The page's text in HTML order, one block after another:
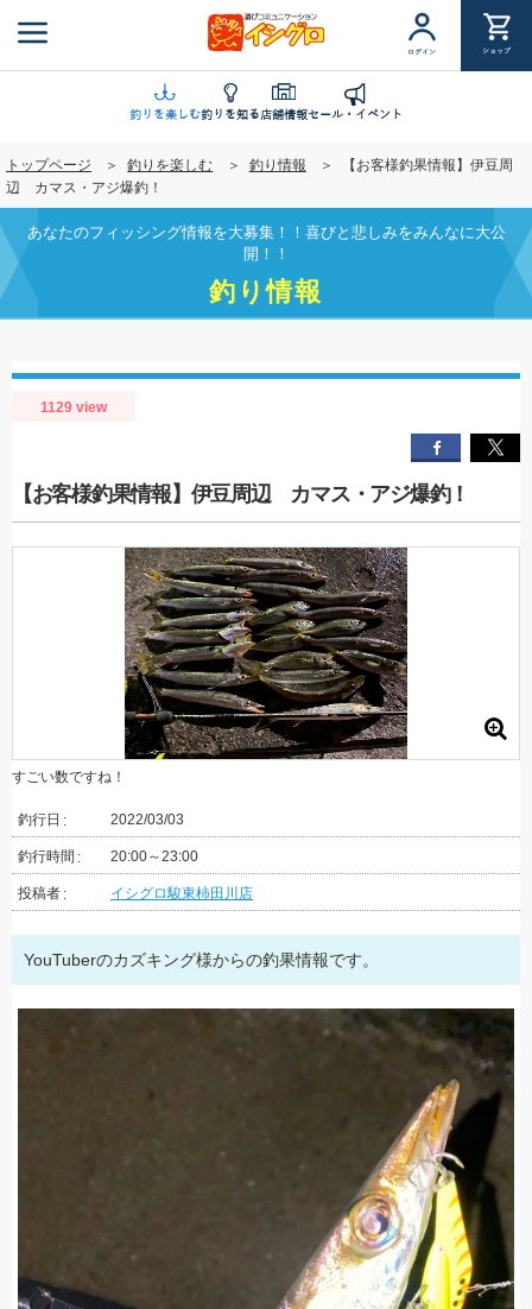
ン
ツ
移
動
ログイン ショップ
釣りを楽しむ釣りを知る店舗情報セール・イベント
トップページ 釣りを楽しむ 釣り情報
【お客様釣果情報】伊豆周
辺 カマス・アジ爆釣！
あなたのフィッシング情報を大募集！！喜びと悲しみをみんなに大公
開！！
釣り情報
1129 view
【お客様釣果情報】伊豆周辺 カマス・アジ爆釣！
すごい数ですね！
釣行日 2022/03/03
釣行時間 20:00～23:00
投稿者 イシグロ駿東柿田川店
YouTuberのカズキング様からの釣果情報です。